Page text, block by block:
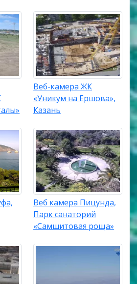
Веб-камера ЖК
«Уникум на Ершова»,
Казань
Веб камера Пицунда,
Парк санаторий
«Самшитовая роща»